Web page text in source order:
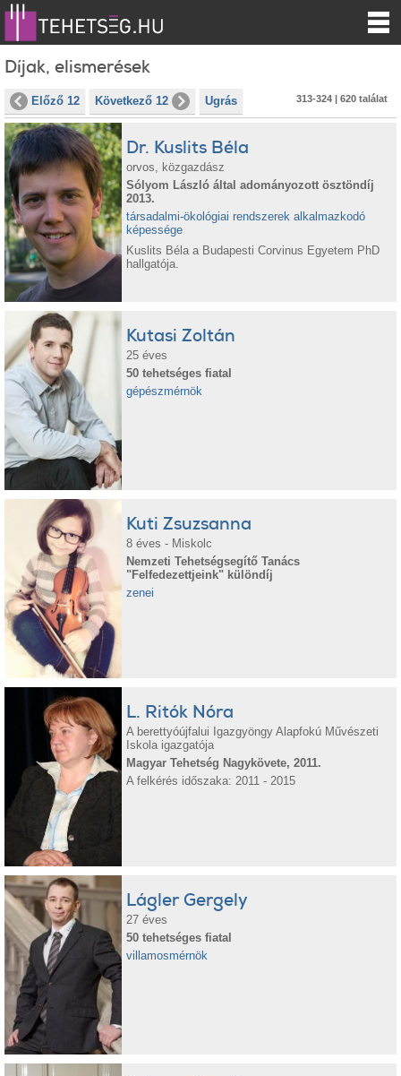
Díjak, elismerések
Előző 12 Következő 12 Ugrás 313-324 | 620 találat
Dr. Kuslits Béla
orvos, közgazdász
Sólyom László által adományozott ösztöndíj
2013.
társadalmi-ökológiai rendszerek alkalmazkodó
képessége
Kuslits Béla a Budapesti Corvinus Egyetem PhD
hallgatója.
Kutasi Zoltán
25 éves
50 tehetséges fiatal
gépészmérnök
Kuti Zsuzsanna
8 éves - Miskolc
Nemzeti Tehetségsegítő Tanács
"Felfedezettjeink" különdíj
zenei
L. Ritók Nóra
A berettyóújfalui Igazgyöngy Alapfokú Művészeti
Iskola igazgatója
Magyar Tehetség Nagykövete, 2011.
A felkérés időszaka: 2011 - 2015
Lágler Gergely
27 éves
50 tehetséges fiatal
villamosmérnök